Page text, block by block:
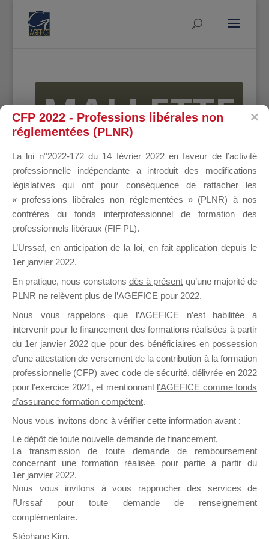
MALLETTE
DU
DIRIGEANT
il y a un mois
Ce groupe est destiné aux Organismes de
Formation qui souhaitent répondre à l’Appel à
Propositions Mallette du Dirigeant.
Ce groupe propose un forum dédié au support
sur lequel il est possible de laisser un message
ou poser une question.
NB : Il est nécessaire d’être
pouvoir rejoindre ce groupe
CFP 2022 - Professions libérales non
réglementées (PLNR)
La loi n°2022-172 du 14 février 2022 en faveur de l’activité
professionnelle indépendante a introduit des modifications
législatives qui ont pour conséquence de rattacher les
« professions libérales non réglementées » (PLNR) à nos
confrères du fonds interprofessionnel de formation des
professionnels libéraux (FIF PL).
L’Urssaf, en anticipation de la loi, en fait application depuis le
1er janvier 2022.
En pratique, nous constatons dès à présent qu’une majorité de
PLNR ne relèvent plus de l’AGEFICE pour 2022.
Nous vous rappelons que l’AGEFICE n’est habilitée à
intervenir pour le financement des formations réalisées à partir
du 1er janvier 2022 que pour des bénéficiaires en possession
d’une attestation de versement de la contribution à la formation
professionnelle (CFP) avec code de sécurité, délivrée en 2022
pour l’exercice 2021, et mentionnant l’AGEFICE comme fonds
d’assurance formation compétent.
Nous vous invitons donc à vérifier cette information avant :
Le dépôt de toute nouvelle demande de financement,
La transmission de toute demande de remboursement
concernant une formation réalisée pour partie à partir du
1er janvier 2022.
Nous vous invitons à vous rapprocher des services de
l’Urssaf pour toute demande de renseignement
complémentaire.
Stéphane Kirn,